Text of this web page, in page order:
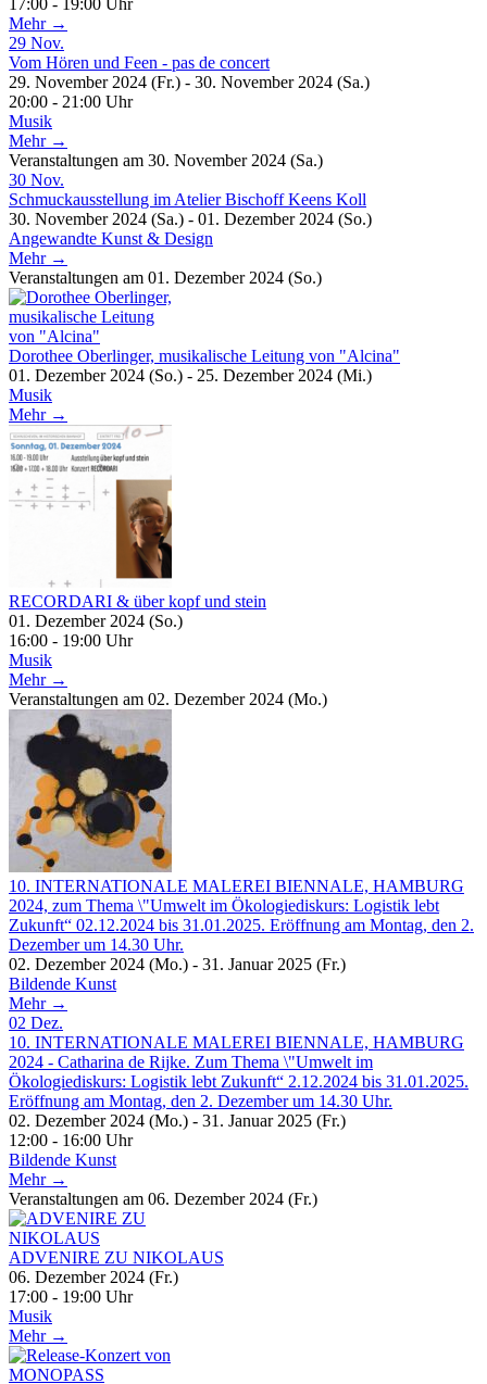
17:00 - 19:00 Uhr
Mehr →
29 Nov.
Vom Hören und Feen - pas de concert
29. November 2024 (Fr.) - 30. November 2024 (Sa.)
20:00 - 21:00 Uhr
Musik
Mehr →
Veranstaltungen am 30. November 2024 (Sa.)
30 Nov.
Schmuckausstellung im Atelier Bischoff Keens Koll
30. November 2024 (Sa.) - 01. Dezember 2024 (So.)
Angewandte Kunst & Design
Mehr →
Veranstaltungen am 01. Dezember 2024 (So.)
Dorothee Oberlinger, musikalische Leitung von "Alcina"
01. Dezember 2024 (So.) - 25. Dezember 2024 (Mi.)
Musik
Mehr →
RECORDARI & über kopf und stein
01. Dezember 2024 (So.)
16:00 - 19:00 Uhr
Musik
Mehr →
Veranstaltungen am 02. Dezember 2024 (Mo.)
10. INTERNATIONALE MALEREI BIENNALE, HAMBURG
2024, zum Thema \"Umwelt im Ökologiediskurs: Logistik lebt
Zukunft“ 02.12.2024 bis 31.01.2025. Eröffnung am Montag, den 2.
Dezember um 14.30 Uhr.
02. Dezember 2024 (Mo.) - 31. Januar 2025 (Fr.)
Bildende Kunst
Mehr →
02 Dez.
10. INTERNATIONALE MALEREI BIENNALE, HAMBURG
2024 - Catharina de Rijke. Zum Thema \"Umwelt im
Ökologiediskurs: Logistik lebt Zukunft“ 2.12.2024 bis 31.01.2025.
Eröffnung am Montag, den 2. Dezember um 14.30 Uhr.
02. Dezember 2024 (Mo.) - 31. Januar 2025 (Fr.)
12:00 - 16:00 Uhr
Bildende Kunst
Mehr →
Veranstaltungen am 06. Dezember 2024 (Fr.)
ADVENIRE ZU NIKOLAUS
06. Dezember 2024 (Fr.)
17:00 - 19:00 Uhr
Musik
Mehr →